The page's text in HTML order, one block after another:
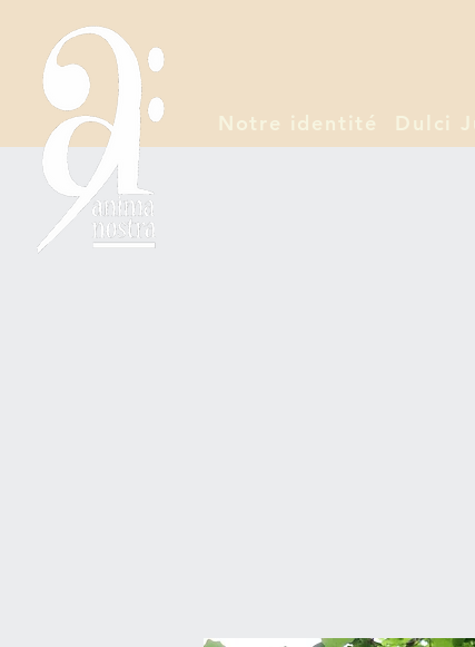
Notre identité Dulci